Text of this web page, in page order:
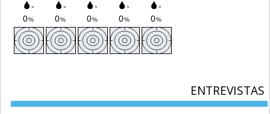
ENTREVISTAS